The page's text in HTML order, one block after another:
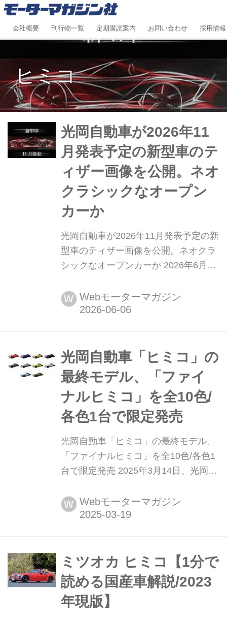
会社概要 刊行物一覧 定期購読案内 お問い合わせ 採用情報
ヒミコ
光岡自動車が2026年11
月発表予定の新型車のテ
ィザー画像を公開。ネオ
クラシックなオープン
カーか
光岡自動車が2026年11月発表予定の新
型車のティザー画像を公開。ネオクラ
シックなオープンカーか 2026年6月4
2026年11月に発表される新型車のティ
ザー画像を公開した。今後、五月雨式
W Webモーターマガジン
光岡自動車「ヒミコ」の
最終モデル、「ファイ
ナルヒミコ」を全10色/
各色1台で限定発売
光岡自動車「ヒミコ」の最終モデル、
「ファイナルヒミコ」を全10色/各色1
台で限定発売 2025年3月14日、光岡自
ター「ヒミコ(Himiko)」の最終モデル
「ファイナル ヒミコ(Final Himiko)」
W Webモーターマガジン
ミツオカ ヒミコ【1分で
読める国産車解説/2023
年現版】